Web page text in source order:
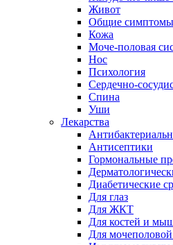
Живот
Общие симптомы
Кожа
Моче-половая
Нос
Психология
Сердечно-
Спина
Уши
Лекарства
Антисептики
Гормональные
Диабетические
Для глаз
Для ЖКТ
Для костей и
Для